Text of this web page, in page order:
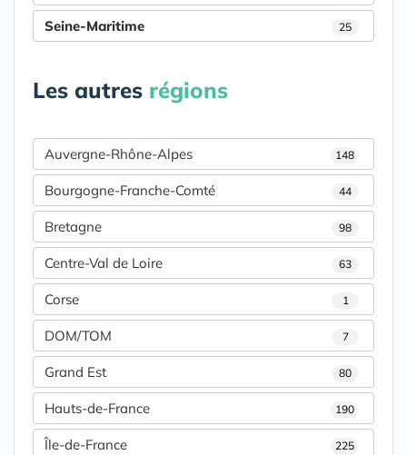
Seine-Maritime 25
Les autres régions
Auvergne-Rhône-Alpes 148
Bourgogne-Franche-Comté 44
Bretagne 98
Centre-Val de Loire 63
Corse 1
DOM/TOM 7
Grand Est 80
Hauts-de-France 190
Île-de-France 225